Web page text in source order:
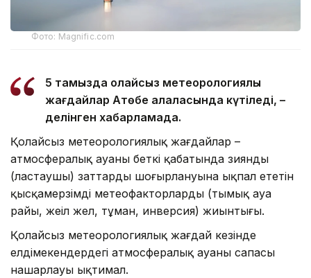
Фото: Magnific.com
5 тамызда қолайсыз метеорологиялық
жағдайлар Ақтөбе қалаласында күтіледі, –
делінген хабарламада.
Қолайсыз метеорологиялық жағдайлар –
атмосфералық ауаның беткі қабатында зиянды
(ластаушы) заттардың шоғырлануына ықпал ететін
қысқамерзімді метеофакторлардың (тымық ауа
райы, жеңіл жел, тұман, инверсия) жиынтығы.
Қолайсыз метеорологиялық жағдай кезінде
елдімекендердегі атмосфералық ауаның сапасы
нашарлауы ықтимал.